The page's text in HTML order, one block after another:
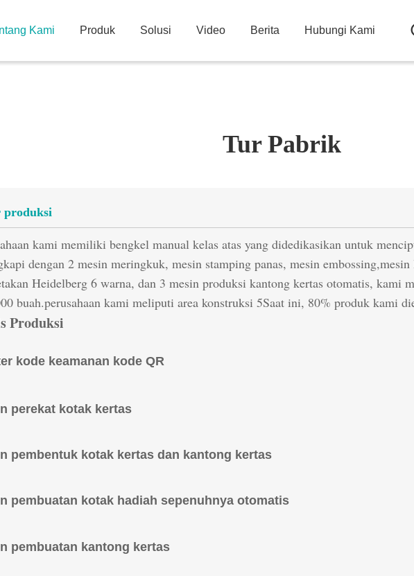
Kami Produk Solusi Video Berita Hubungi Kami
Tur Pabrik
produksi
kami memiliki bengkel manual kelas atas yang didedikasikan untuk
dengan 2 mesin meringkuk, mesin stamping panas, mesin
Heidelberg 6 warna, dan 3 mesin produksi kantong kertas otomatis, kami
buah.perusahaan kami meliputi area konstruksi 5Saat ini, 80% produk kami
Produksi
kode keamanan kode QR
perekat kotak kertas
pembentuk kotak kertas dan kantong kertas
pembuatan kotak hadiah sepenuhnya otomatis
pembuatan kantong kertas